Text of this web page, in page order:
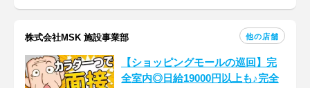
株式会社MSK 施設事業部 他の店舗
【ショッピングモールの巡回】完
全室内◎日給19000円以上も♪完全